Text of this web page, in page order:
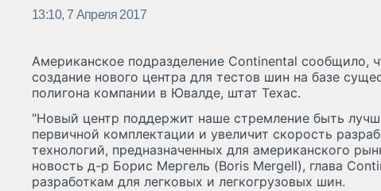
13:10, 7 Апреля 2017
Американское подразделение Continental сообщило,
создание нового центра для тестов шин на базе
полигона компании в Ювалде, штат Техас.
"Новый центр поддержит наше стремление быть
первичной комплектации и увеличит скорость
технологий, предназначенных для американского
новость д-р Борис Мергель (Boris Mergell), глава
разработкам для легковых и легкогрузовых шин.